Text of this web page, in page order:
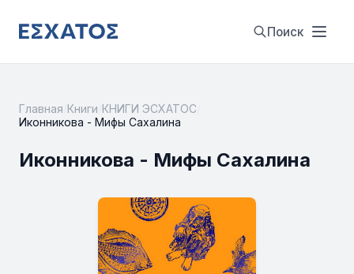
Поиск
Главная Книги КНИГИ ЭСХАТОС
Иконникова - Мифы Сахалина
Иконникова - Мифы Сахалина